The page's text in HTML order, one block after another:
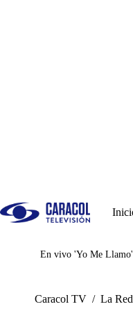
Juegos
En vivo 'Yo Me Llamo'
Caracol TV / La Red